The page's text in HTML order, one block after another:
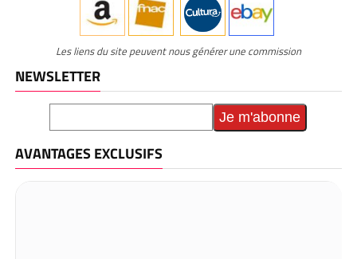
Les liens du site peuvent nous générer une commission
NEWSLETTER
AVANTAGES EXCLUSIFS